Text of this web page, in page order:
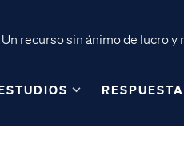
Un recurso sin ánimo de lucro y